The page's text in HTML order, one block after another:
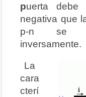
puerta debe
negativa que
p-n se
inversamente.
La
cara
cterí